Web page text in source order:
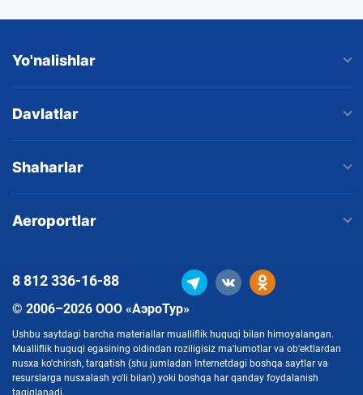
Yo'nalishlar
Davlatlar
Shaharlar
Aeroportlar
© 2006–2026 ООО «АэроТур»
Ushbu saytdagi barcha materiallar mualliflik huquqi bilan himoyalangan.
Mualliflik huquqi egasining oldindan roziligisiz ma'lumotlar va ob'ektlardan
nusxa ko'chirish, tarqatish (shu jumladan Internetdagi boshqa saytlar va
resurslarga nusxalash yo'li bilan) yoki boshqa har qanday foydalanish
taqiqlanadi.
8 812336-16-88